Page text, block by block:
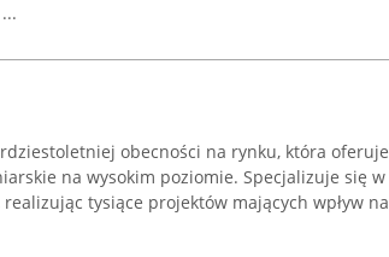
obecności na rynku, która oferuje
na wysokim poziomie. Specjalizuje się w
tysiące projektów mających wpływ na